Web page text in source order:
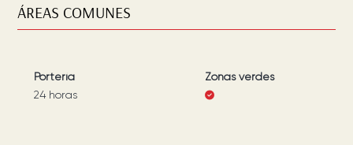
ÁREAS COMUNES
Portería
24 horas
Zonas verdes